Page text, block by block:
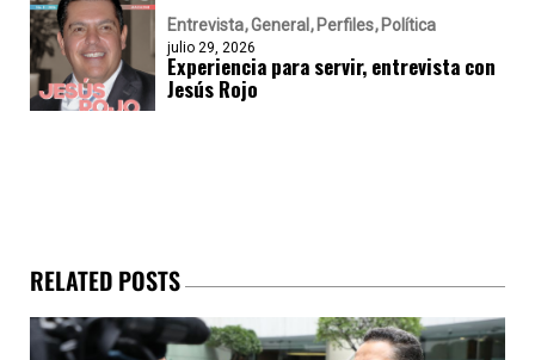
Entrevista General Perfiles Política
julio 29, 2026
Experiencia para servir, entrevista con
Jesús Rojo
RELATED POSTS